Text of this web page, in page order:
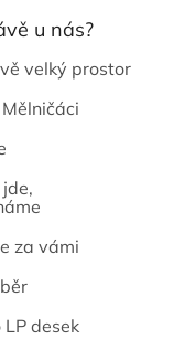
u nás?
velký prostor
za vámi
desek